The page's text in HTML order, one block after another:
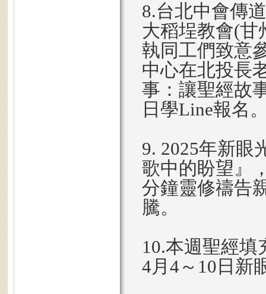
8.台北中會傳
大稻埕教會(甘
執同工們致意
中心在北投長
事：讓聖經故
日學Line報名
9. 2025年新眼
歌中的盼望』
分鐘靈修禱告
騰。
10.本週聖經填
4月4～10日新